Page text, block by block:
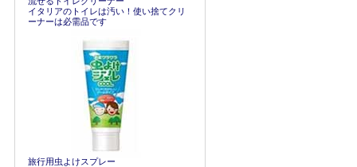
イタリアのトイレは汚い！使い捨てクリ
ーナーは必需品です
旅行用虫よけスプレー